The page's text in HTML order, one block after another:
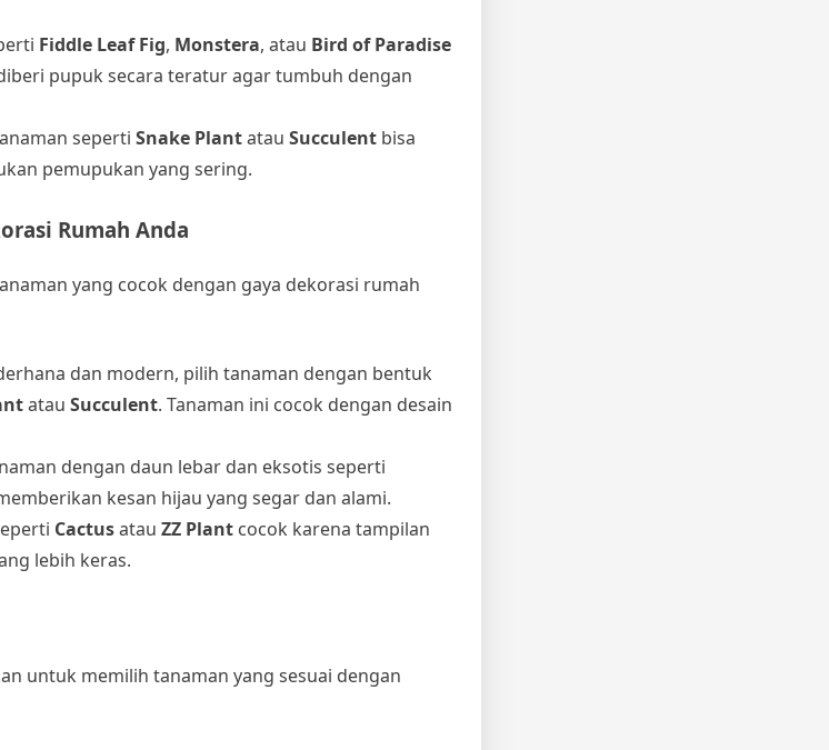
Fiddle Leaf Fig, Monstera, atau Bird of Paradise
pupuk secara teratur agar tumbuh dengan
seperti Snake Plantatau Succulent bisa
pemupukan yang sering.
Rumah Anda
yang cocok dengan gaya dekorasi rumah
dan modern, pilih tanaman dengan bentuk
atau Succulent. Tanaman ini cocok dengan desain
dengan daun lebar dan eksotis seperti
kesan hijau yang segar dan alami.
Cactusatau ZZ Plant cocok karena tampilan
lebih keras.
untuk memilih tanaman yang sesuai dengan